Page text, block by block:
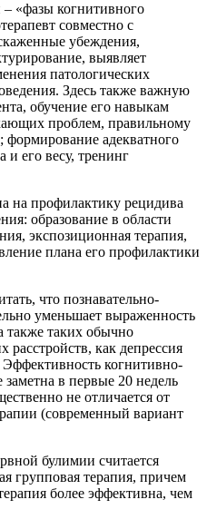
«фазы когнитивного
совместно с
убеждения,
выявляет
патологических
Здесь также важную
обучение его навыкам
проблем, правильному
формирование адекватного
и его весу, тренинг
на профилактику рецидива
образование в области
экспозиционная терапия,
плана его профилактики
что познавательно-
уменьшает выраженность
также таких обычно
как депрессия
когнитивно-
в первые 20 недель
не отличается от
(современный вариант
булимии считается
групповая терапия, причем
более эффективна, чем